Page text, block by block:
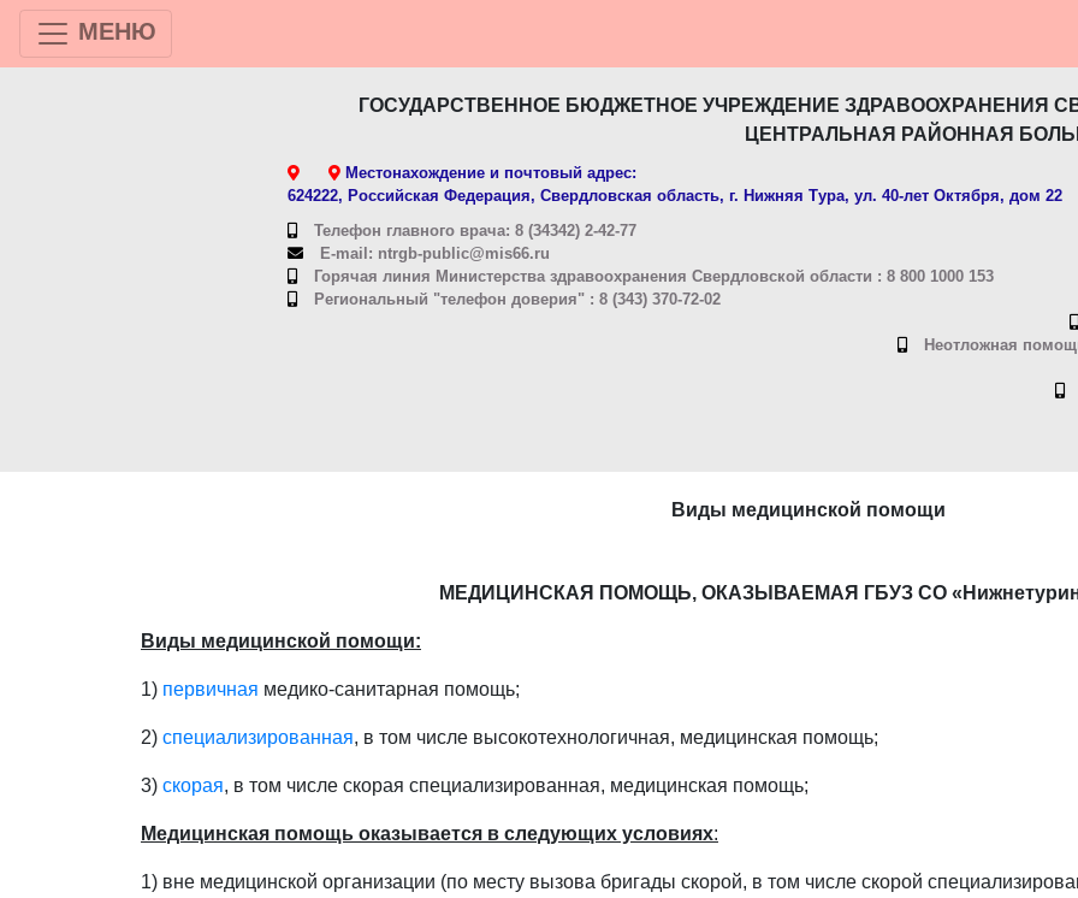
МЕНЮ
ГОСУДАРСТВЕННОЕ БЮДЖЕТНОЕ УЧРЕЖДЕНИЕ ЗДРАВООХРАНЕНИЯ
ЦЕНТРАЛЬНАЯ РАЙОННАЯ
Местонахождение и почтовый адрес:
624222, Российская Федерация, Свердловская область, г. Нижняя Тура, ул. 40-лет Октября, дом 22
Телефон главного врача: 8 (34342) 2-42-77
E-mail: ntrgb-public@mis66.ru
Горячая линия Министерства здравоохранения Свердловской области : 8 800 1000 153
Региональный "телефон доверия" : 8 (343) 370-72-02
Неотложная
Виды медицинской помощи
МЕДИЦИНСКАЯ ПОМОЩЬ, ОКАЗЫВАЕМАЯ ГБУЗ СО
Виды медицинской помощи:
1) первичная медико-санитарная помощь;
2) специализированная, в том числе высокотехнологичная, медицинская помощь;
3) скорая, в том числе скорая специализированная, медицинская помощь;
Медицинская помощь оказывается в следующих условиях:
1) вне медицинской организации (по месту вызова бригады скорой, в том числе скорой